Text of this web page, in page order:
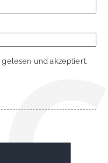
gelesen und akzeptiert.